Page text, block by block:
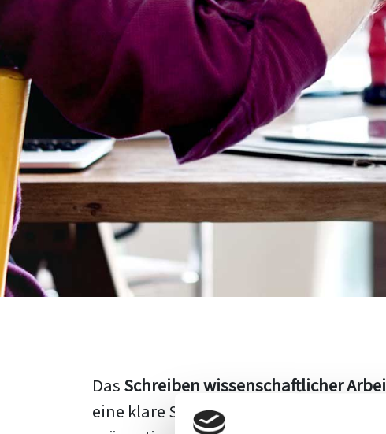
Das Schreiben wissenschaftlicher
eine klare Struktur, einen logischen